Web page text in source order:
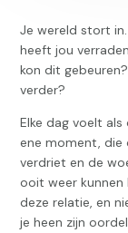
Je wereld stort
heeft jou
kon dit
verder?
Elke dag voelt
ene moment, die
verdriet en de
ooit weer kunnen
deze relatie, en
je heen zijn